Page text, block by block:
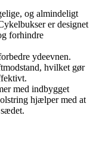
og almindeligt
er designet
forhindre
ydeevnen.
hvilket gør
med indbygget
hjælper med at